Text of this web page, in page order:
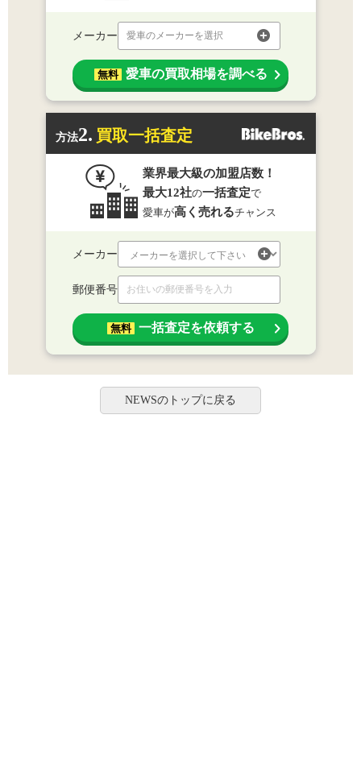
メーカー 愛車のメーカーを選択
無料 愛車の買取相場を調べる
方法2. 買取一括査定
業界最大級の加盟店数！
最大12社の一括査定で
愛車が高く売れるチャンス
メーカー
郵便番号
無料 一括査定を依頼する
NEWSのトップに戻る